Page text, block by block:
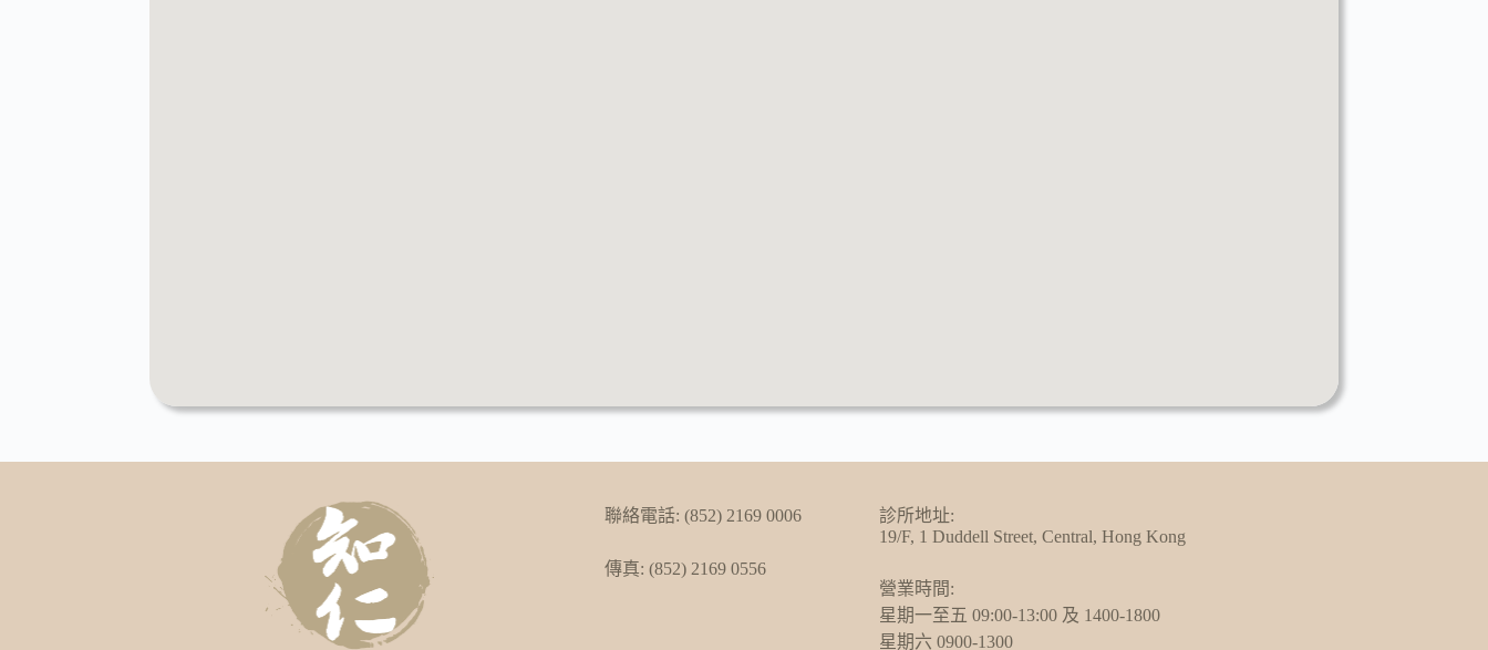
聯絡電話: (852) 2169 0006
傳真: (852) 2169 0556
診所地址:
19/F, 1 Duddell Street, Central, Hong Kong
營業時間:
星期一至五 09:00-13:00 及 1400-1800
星期六 0900-1300